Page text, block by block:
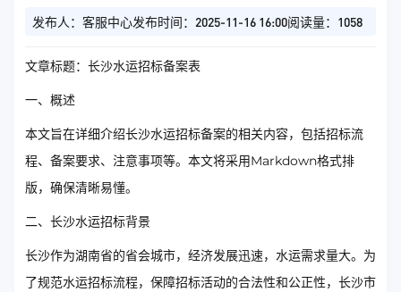
发布人：客服中心发布时间：2025-11-16 16:00阅读量：1058
文章标题：长沙水运招标备案表
一、概述
本文旨在详细介绍长沙水运招标备案的相关内容，包括招标流
程、备案要求、注意事项等。本文将采用Markdown格式排
版，确保清晰易懂。
二、长沙水运招标背景
长沙作为湖南省的省会城市，经济发展迅速，水运需求量大。为
了规范水运招标流程，保障招标活动的合法性和公正性，长沙市